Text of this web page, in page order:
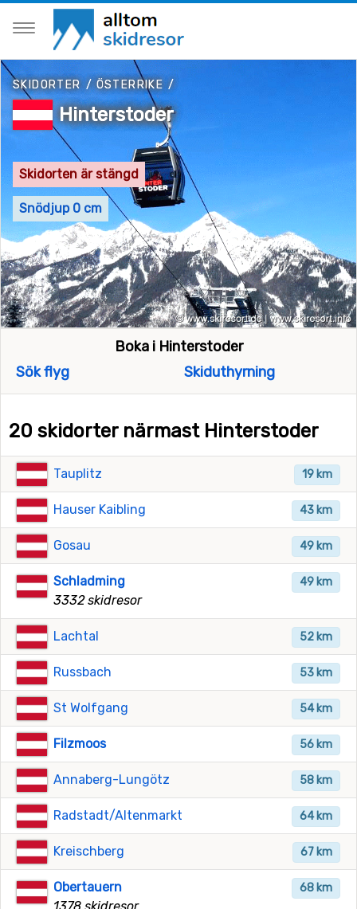
SKIDORTER /ÖSTERRIKE /
Hinterstoder
Skidorten är stängd
Snödjup 0 cm
Boka i Hinterstoder
Sök flyg
Skiduthyrning
20 skidorter närmast Hinterstoder
19 km
Tauplitz
43 km
Hauser Kaibling
49 km
Gosau
49 km
Schladming
3332 skidresor
52 km
Lachtal
53 km
Russbach
54 km
St Wolfgang
56 km
Filzmoos
58 km
Annaberg-Lungötz
64 km
Radstadt/Altenmarkt
67 km
Kreischberg
68 km
Obertauern